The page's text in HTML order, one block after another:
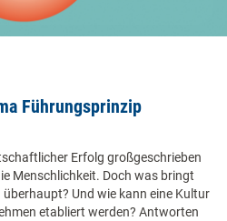
Führungsprinzip
Erfolg großgeschrieben
Menschlichkeit. Doch was bringt
Und wie kann eine Kultur
etabliert werden? Antworten